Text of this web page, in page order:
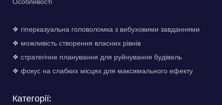
❖ гіперказуальна головоломка з вибуховими завданнями
❖ можливість створення власних рівнів
❖ стратегічне планування для руйнування будівель
❖ фокус на слабких місцях для максимального ефекту
Категорії: